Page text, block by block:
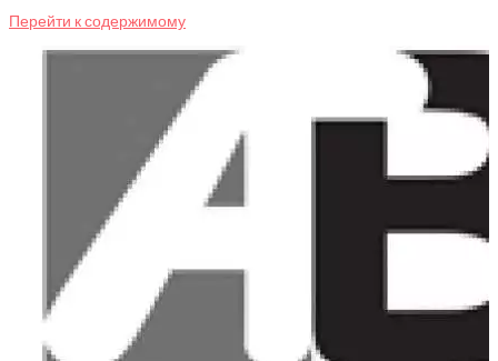
Перейти к содержимому